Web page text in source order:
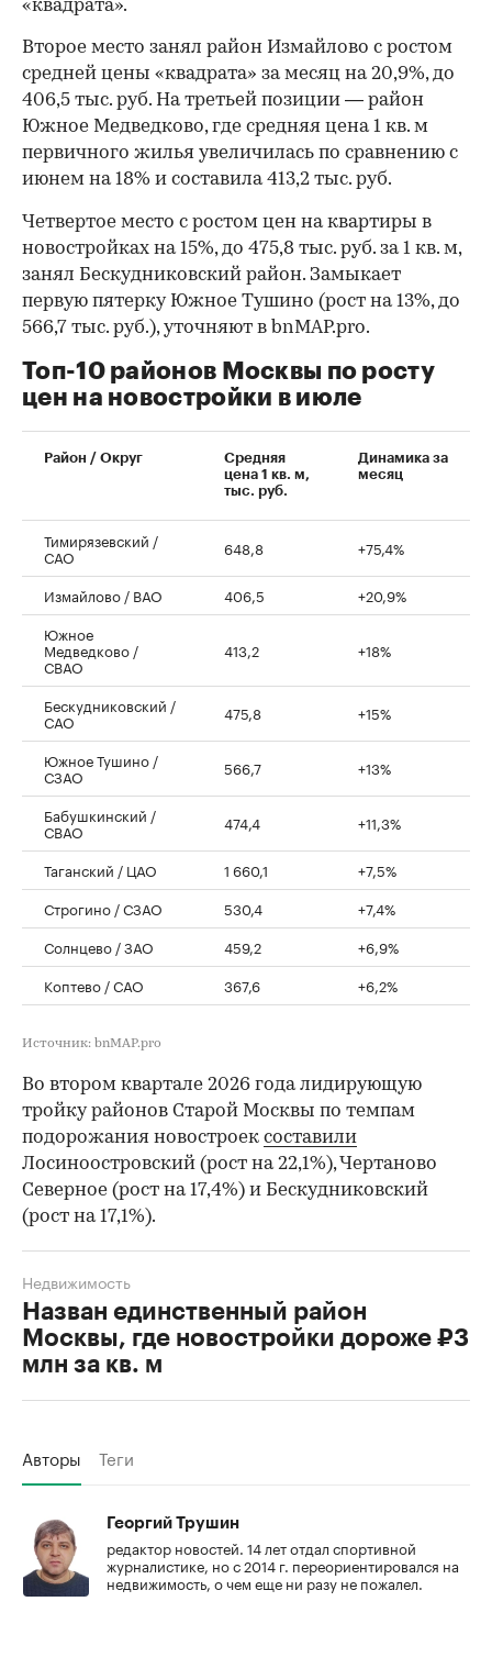
«квадрата».
Второе место занял район Измайлово с ростом
средней цены «квадрата» за месяц на 20,9%, до
406,5 тыс. руб. На третьей позиции — район
Южное Медведково, где средняя цена 1 кв. м
первичного жилья увеличилась по сравнению с
июнем на 18% и составила 413,2 тыс. руб.
00:00 / 00:00
Четвертое место с ростом цен на квартиры в
новостройках на 15%, до 475,8 тыс. руб. за 1 кв. м,
занял Бескудниковский район. Замыкает
первую пятерку Южное Тушино (рост на 13%, до
566,7 тыс. руб.), уточняют в bnMAP.pro.
Топ-10 районов Москвы по росту
цен на новостройки в июле
Район / Округ
Средняя
цена 1 кв. м,
тыс. руб.
Динамика за
месяц
Тимирязевский /
САО 648,8 +75,4%
Измайлово / ВАО 406,5
+20,9%
Южное
Медведково /
СВАО
413,2 +18%
Бескудниковский /
САО 475,8 +15%
Южное Тушино /
СЗАО 566,7 +13%
Бабушкинский /
СВАО 474,4 +11,3%
Таганский / ЦАО 1 660,1
+7,5%
Строгино / СЗАО
530,4
+7,4%
Солнцево / ЗАО
459,2
+6,9%
Коптево / САО
367,6 +6,2%
Источник: bnMAP.pro
Во втором квартале 2026 года лидирующую
тройку районов Старой Москвы по темпам
подорожания новостроек составили
Лосиноостровский (рост на 22,1%), Чертаново
Северное (рост на 17,4%) и Бескудниковский
(рост на 17,1%).
Назван единственный район
Москвы, где новостройки дороже ₽3
млн за кв. м
Недвижимость
Авторы Теги
Георгий Трушин
редактор новостей. 14 лет отдал спортивной
журналистике, но с 2014 г. переориентировался на
недвижимость, о чем еще ни разу не пожалел.